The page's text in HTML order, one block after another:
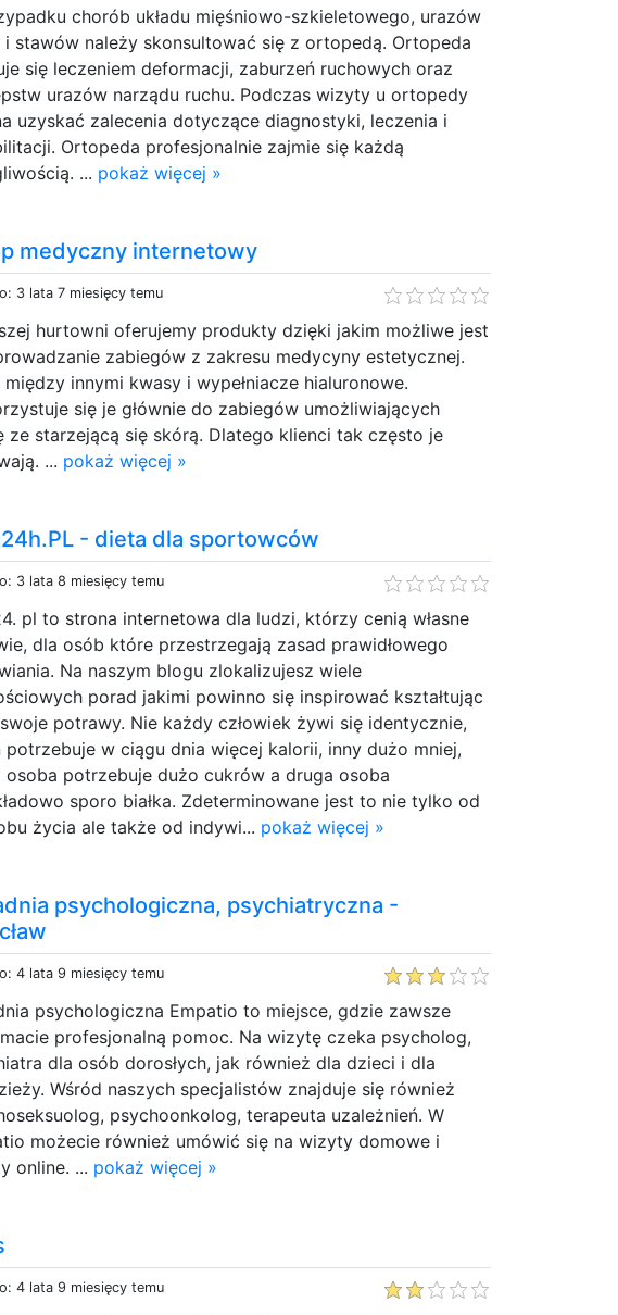
chorób układu mięśniowo-szkieletowego, urazów
i stawów należy skonsultować się z ortopedą. Ortopeda
się leczeniem deformacji, zaburzeń ruchowych oraz
urazów narządu ruchu. Podczas wizyty u ortopedy
uzyskać zalecenia dotyczące diagnostyki, leczenia i
Ortopeda profesjonalnie zajmie się każdą
... pokaż więcej »
medyczny internetowy
3 lata 7 miesięcy temu
hurtowni oferujemy produkty dzięki jakim możliwe jest
zabiegów z zakresu medycyny estetycznej.
między innymi kwasy i wypełniacze hialuronowe.
się je głównie do zabiegów umożliwiających
ze starzejącą się skórą. Dlatego klienci tak często je
... pokaż więcej »
- dieta dla sportowców
3 lata 8 miesięcy temu
pl to strona internetowa dla ludzi, którzy cenią własne
dla osób które przestrzegają zasad prawidłowego
Na naszym blogu zlokalizujesz wiele
porad jakimi powinno się inspirować kształtując
potrawy. Nie każdy człowiek żywi się identycznie,
potrzebuje w ciągu dnia więcej kalorii, inny dużo mniej,
osoba potrzebuje dużo cukrów a druga osoba
sporo białka. Zdeterminowane jest to nie tylko od
życia ale także od indywi... pokaż więcej »
psychologiczna, psychiatryczna -
4 lata 9 miesięcy temu
psychologiczna Empatio to miejsce, gdzie zawsze
profesjonalną pomoc. Na wizytę czeka psycholog,
dla osób dorosłych, jak również dla dzieci i dla
Wśród naszych specjalistów znajduje się również
psychoonkolog, terapeuta uzależnień. W
możecie również umówić się na wizyty domowe i
online. ... pokaż więcej »
4 lata 9 miesięcy temu